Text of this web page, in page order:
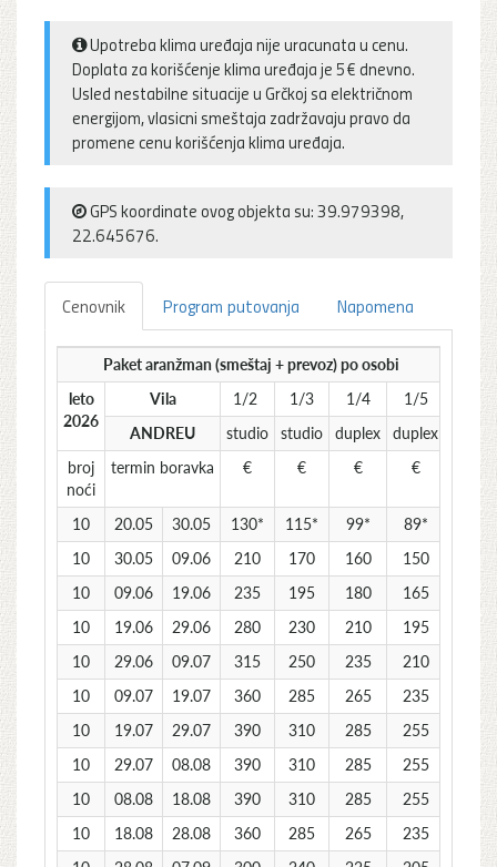
Upotreba klima uređaja nije uracunata u cenu.
Doplata za korišćenje klima uređaja je 5€ dnevno.
Usled nestabilne situacije u Grčkoj sa električnom
energijom, vlasicni smeštaja zadržavaju pravo da
promene cenu korišćenja klima uređaja.
GPS koordinate ovog objekta su: 39.979398,
22.645676.
Cenovnik Program putovanja Napomena
Paket aranžman (smeštaj + prevoz) po osobi
leto
2026
Vila 1/2 1/3 1/4
1/5
ANDREU
studio studio duplex
duplex
broj
noći
termin boravka € € € €
10 20.05 30.05 130* 115* 99*
89*
10
30.05 09.06 210 170 160
150
10
09.06 19.06 235 195 180
165
10
19.06 29.06 280 230 210
195
10
29.06 09.07 315 250 235
210
10
09.07 19.07 360 285 265
235
10
19.07 29.07 390 310 285
255
10
29.07 08.08 390 310 285
255
10
08.08 18.08 390 310 285
255
10
18.08 28.08 360 285 265
235